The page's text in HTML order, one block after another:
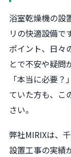
浴室乾燥機の設
リの快適設備で
ポイント、日々
とで不安や疑問
「本当に必要
ていた方も、こ
さい。
弊社MIRIXは、
設置工事の実績